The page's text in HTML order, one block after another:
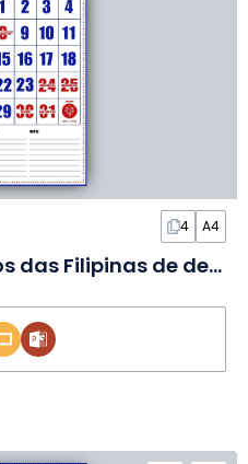
4 A4
Calendário de feriados das Filipinas de dezembro de 2027 em Slides